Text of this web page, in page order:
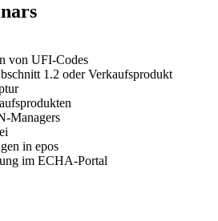
von UFI-Codes
1.2 oder Verkaufsprodukt
Managers
in epos
im ECHA-Portal